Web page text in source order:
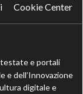
Cookie Center
e portali
e dell’Innovazione
digitale e